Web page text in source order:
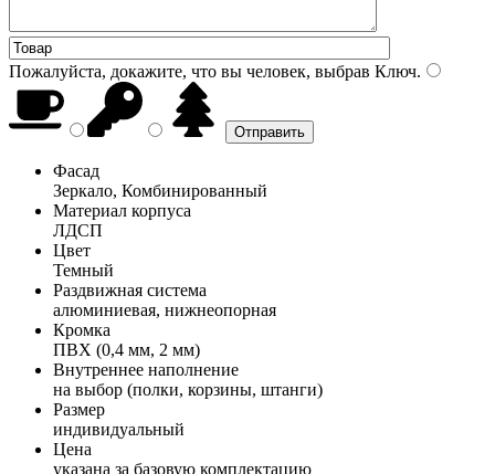
Пожалуйста, докажите, что вы человек, выбрав Ключ.
Фасад
Зеркало, Комбинированный
Материал корпуса
ЛДСП
Цвет
Темный
Раздвижная система
алюминиевая, нижнеопорная
Кромка
ПВХ (0,4 мм, 2 мм)
Внутреннее наполнение
на выбор (полки, корзины, штанги)
Размер
индивидуальный
Цена
указана за базовую комплектацию